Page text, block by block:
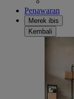
Penawaran
Merek ibis
Kembali